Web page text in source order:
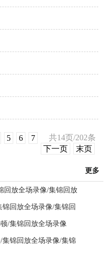
共14页/202条
5 6
7
下一页
末页
更多
回放全场录像/集锦回放
回放全场录像/集锦回
/集锦回放全场录像
集锦回放全场录像/集锦